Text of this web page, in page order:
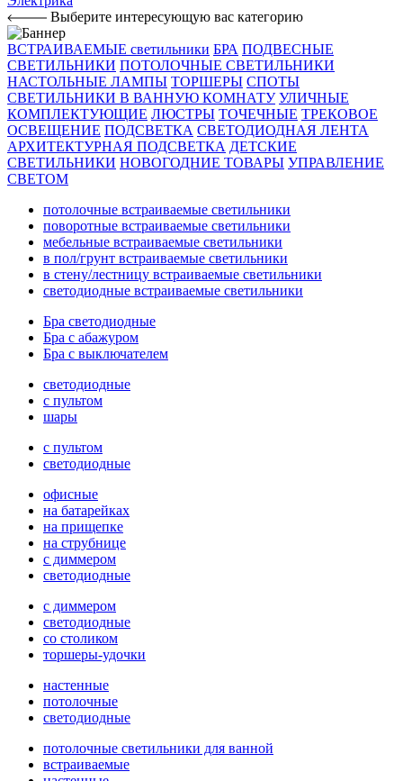
Выберите интересующую вас категорию
ВСТРАИВАЕМЫЕ светильники БРА ПОДВЕСНЫЕ
СВЕТИЛЬНИКИ ПОТОЛОЧНЫЕ СВЕТИЛЬНИКИ
НАСТОЛЬНЫЕ ЛАМПЫ ТОРШЕРЫ СПОТЫ
СВЕТИЛЬНИКИ В ВАННУЮ КОМНАТУ УЛИЧНЫЕ
КОМПЛЕКТУЮЩИЕ ЛЮСТРЫ ТОЧЕЧНЫЕ ТРЕКОВОЕ
ОСВЕЩЕНИЕ ПОДСВЕТКА СВЕТОДИОДНАЯ ЛЕНТА
АРХИТЕКТУРНАЯ ПОДСВЕТКА ДЕТСКИЕ
СВЕТИЛЬНИКИ НОВОГОДНИЕ ТОВАРЫ УПРАВЛЕНИЕ
СВЕТОМ
потолочные встраиваемые светильники
поворотные встраиваемые светильники
мебельные встраиваемые светильники
в пол/грунт встраиваемые светильники
в стену/лестницу встраиваемые светильники
светодиодные встраиваемые светильники
Бра светодиодные
Бра с абажуром
Бра с выключателем
светодиодные
с пультом
шары
с пультом
светодиодные
офисные
на батарейках
на прищепке
на струбнице
с диммером
светодиодные
с диммером
светодиодные
со столиком
торшеры-удочки
настенные
потолочные
светодиодные
потолочные светильники для ванной
встраиваемые